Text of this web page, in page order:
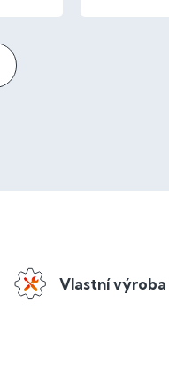
Vlastní výroba